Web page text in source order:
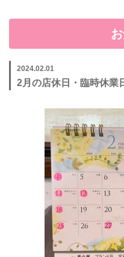
2024.02.01
2月の店休日・臨時休業